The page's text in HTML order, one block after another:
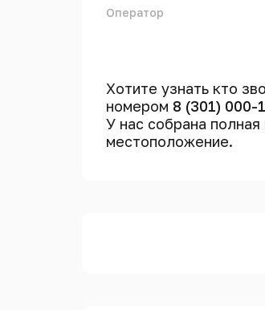
Оператор
Хотите узнать кто
номером 8 (301) 000-
У нас собрана
местоположение.